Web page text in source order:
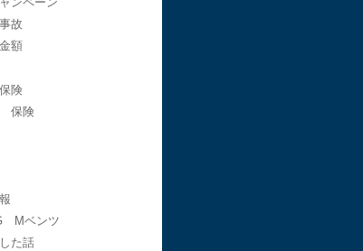
故
額
険
保険
Mベンツ
た話